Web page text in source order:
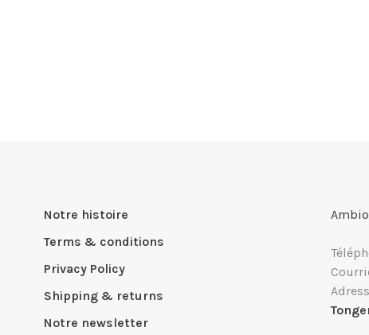
Notre histoire
Terms & conditions
Privacy Policy
Shipping & returns
Notre newsletter